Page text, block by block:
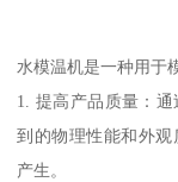
水模温机是一种用于
1. 提高产品质量：
到的物理性能和外
产生。